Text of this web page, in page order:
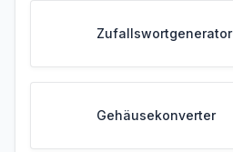
Zufallswortgenerator
Gehäusekonverter